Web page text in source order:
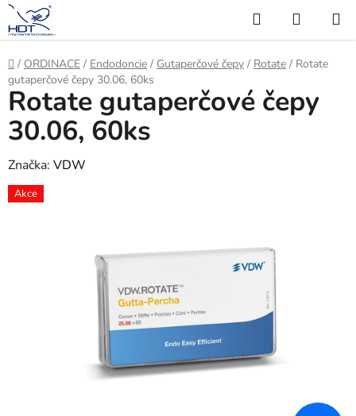
Přejít
na
obsah
Hledat
KOŠÍK
Domů
/ ORDINACE / Endodoncie / Gutaperčové čepy / Rotate / Rotate
gutaperčové čepy 30.06, 60ks
Rotate gutaperčové čepy
30.06, 60ks
Značka: VDW
Akce